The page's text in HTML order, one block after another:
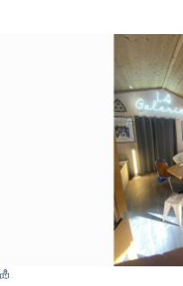
Switch Carte/Photos